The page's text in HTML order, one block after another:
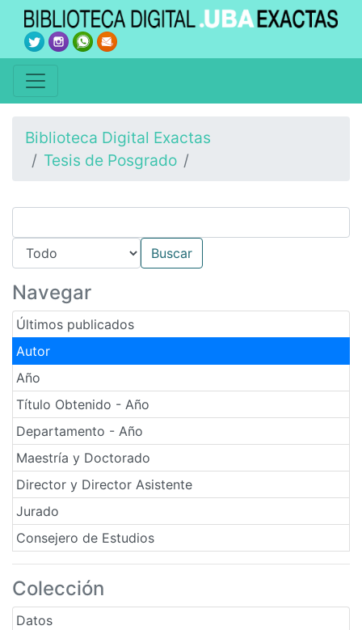
Biblioteca Digital Exactas
Tesis de Posgrado
Navegar
Últimos publicados
Autor
Año
Título Obtenido - Año
Departamento - Año
Maestría y Doctorado
Director y Director Asistente
Jurado
Consejero de Estudios
Colección
Datos